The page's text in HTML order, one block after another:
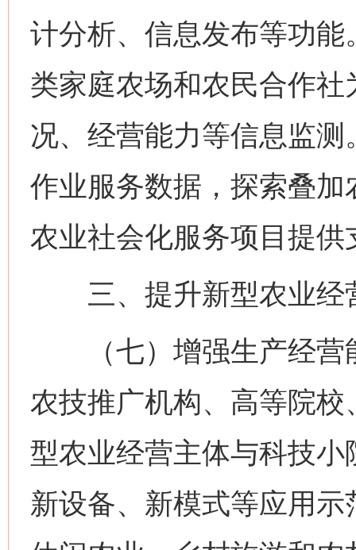
计分析、信息发布等功
类家庭农场和农民合作
况、经营能力等信息监
作业服务数据，探索叠
农业社会化服务项目提供
三、提升新型农业经
（七）增强生产经营
农技推广机构、高等院
型农业经营主体与科技
新设备、新模式等应用